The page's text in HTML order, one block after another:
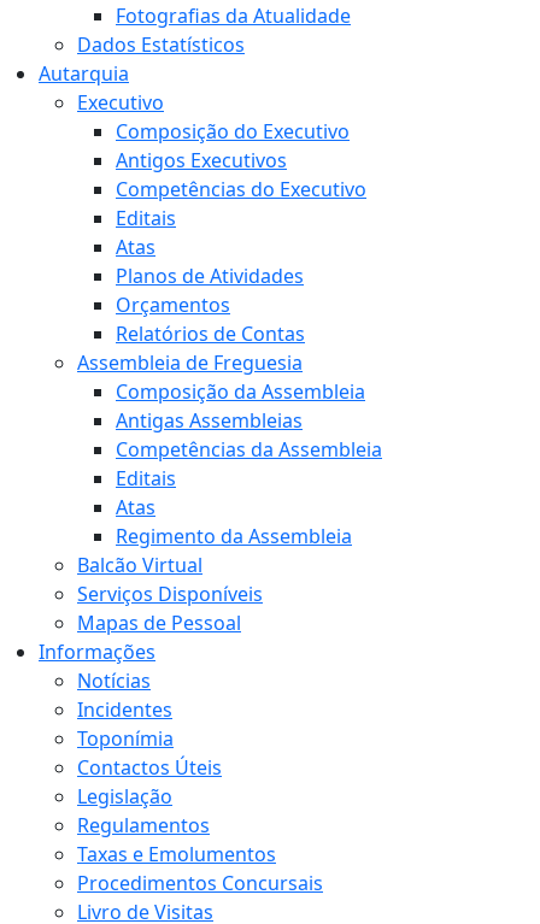
Fotografias da Atualidade
Dados Estatísticos
Autarquia
Executivo
Composição do Executivo
Antigos Executivos
Competências do Executivo
Editais
Atas
Planos de Atividades
Orçamentos
Relatórios de Contas
Assembleia de Freguesia
Composição da Assembleia
Antigas Assembleias
Competências da Assembleia
Editais
Atas
Regimento da Assembleia
Balcão Virtual
Serviços Disponíveis
Mapas de Pessoal
Informações
Notícias
Incidentes
Toponímia
Contactos Úteis
Legislação
Regulamentos
Taxas e Emolumentos
Procedimentos Concursais
Livro de Visitas